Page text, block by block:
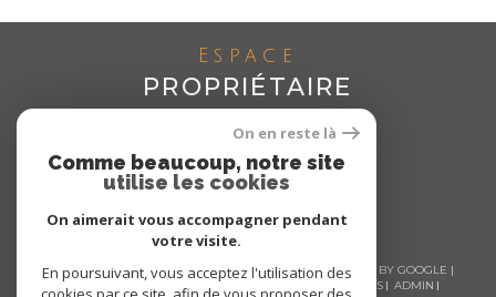
Espace
PROPRIÉTAIRE
Se connecter
© 2026 | TOUS DROITS RÉSERVÉS | TRADUCTION POWERED BY GOOGLE |
NOS HONORAIRES
PLAN DU SITE MENTIONS LÉGALES
ADMIN
On en reste là
Comme beaucoup, notre site
utilise les cookies
On aimerait vous accompagner pendant
votre visite.
En poursuivant, vous acceptez l'utilisation des